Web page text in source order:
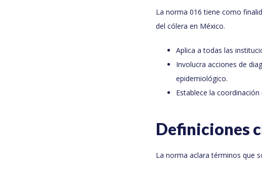
La norma 016 tiene como
del cólera en México.
Aplica a todas las
Involucra acciones de
epidemiológico.
Establece la
Definiciones
La norma aclara términos que